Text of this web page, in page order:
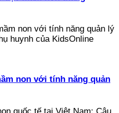
non với tính năng quản